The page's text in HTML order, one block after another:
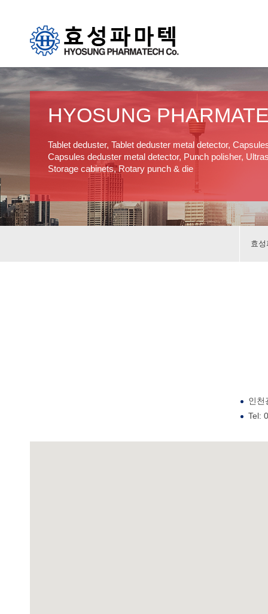
HYOSUNG
Tablet deduster, Tablet deduster metal detector,
Capsules deduster metal detector, Punch polisher,
Storage cabinets, Rotary punch & die
효
인천
Tel: